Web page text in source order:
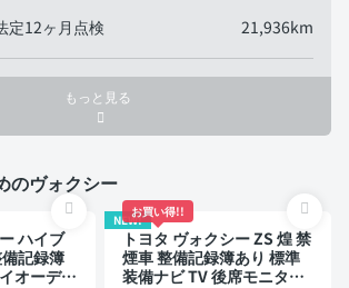
定12ヶ月点検 21,936km
もっと見る
のヴォクシー
ハイブ
記録簿
オーディ
NEW!
お買い得!!
トヨタ ヴォクシー ZS 煌 禁
煙車 整備記録簿あり 標準
装備ナビ TV 後席モニター